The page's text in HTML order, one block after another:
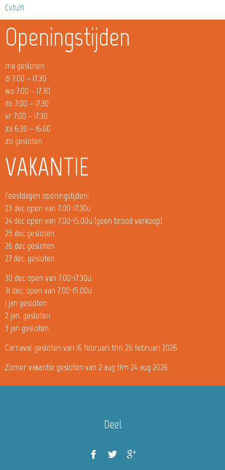
CvtuY1
Openingstijden
ma gesloten
di 7:00 – 17.30
wo 7:00 – 17.30
do 7:00 – 17.30
vr 7:00 – 17.30
za 6:30 – 16:00
zo gesloten
VAKANTIE
Feestdagen openingstijden:
23 dec open van 7.00-17.30u
24 dec open van 7.00-15.00u (geen brood verkoop)
25 dec gesloten
26 dec gesloten
27 dec. gesloten
30 dec open van 7.00-17.30u
31 dec. open van 7.00-15.00u
1 jan gesloten
2 jan. gesloten
3 jan gesloten
Carnaval gesloten van 16 februari t/m 26 februari 2026
Zomer vakantie gesloten van 2 aug t/m 24 aug 2026
Deel